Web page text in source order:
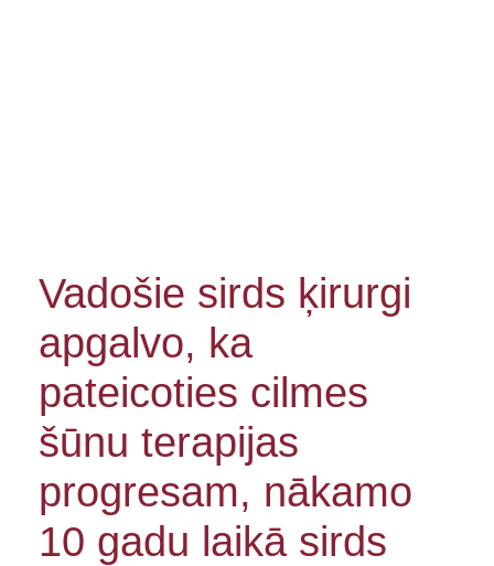
Vadošie sirds ķirurgi
apgalvo, ka
pateicoties cilmes
šūnu terapijas
progresam, nākamo
10 gadu laikā sirds